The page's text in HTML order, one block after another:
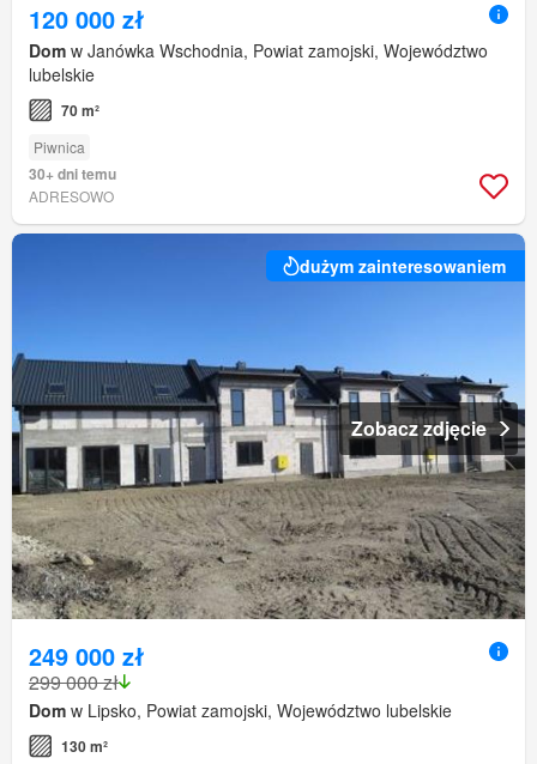
120 000 zł
Dom w Janówka Wschodnia, Powiat zamojski, Województwo
lubelskie
70 m²
Piwnica
30+ dni temu
ADRESOWO
dużym zainteresowaniem
Zobacz zdjęcie
249 000 zł
299 000 zł
Dom w Lipsko, Powiat zamojski, Województwo lubelskie
130 m²